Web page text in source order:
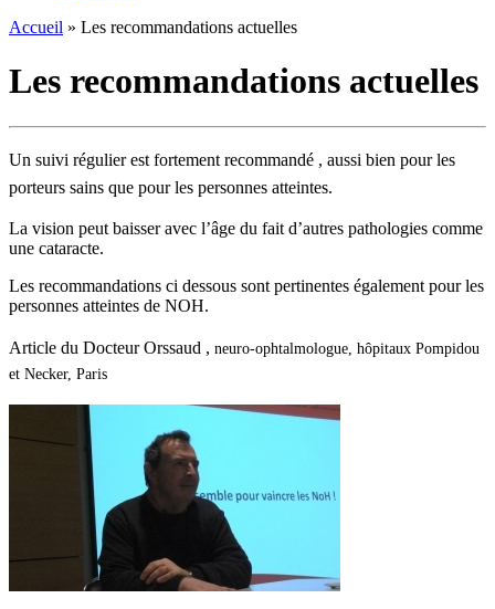
Accueil » Les recommandations actuelles
Les recommandations actuelles
Un suivi régulier est fortement recommandé , aussi bien pour les
porteurs sains que pour les personnes atteintes.
La vision peut baisser avec l’âge du fait d’autres pathologies comme
une cataracte.
Les recommandations ci dessous sont pertinentes également pour les
personnes atteintes de NOH.
Article du Docteur Orssaud , neuro-ophtalmologue, hôpitaux Pompidou
et Necker, Paris